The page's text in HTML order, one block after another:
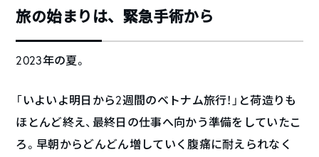
旅の始まりは、緊急手術から
2023年の夏。
「いよいよ明日から2週間のベトナム旅行！」と荷造りも
ほとんど終え、最終日の仕事へ向かう準備をしていたこ
ろ。早朝からどんどん増していく腹痛に耐えられなく